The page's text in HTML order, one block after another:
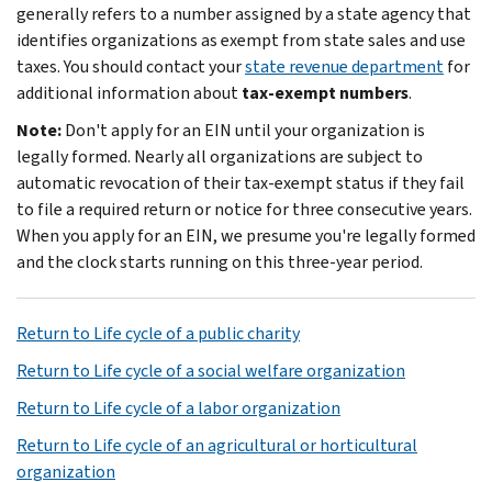
generally refers to a number assigned by a state agency that
identifies organizations as exempt from state sales and use
taxes. You should contact yourstate revenue departmentfor
additional information abouttax-exempt numbers.
Note:Don't apply for an EIN until your organization is
legally formed. Nearly all organizations are subject to
automatic revocation of their tax-exempt status if they fail
to file a required return or notice for three consecutive years.
When you apply for an EIN, we presume you're legally formed
and the clock starts running on this three-year period.
Return to Life cycle of a public charity
Return to Life cycle of a social welfare organization
Return to Life cycle of a labor organization
Return to Life cycle of an agricultural or horticultural
organization